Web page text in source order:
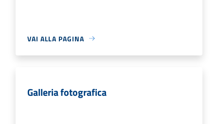
VAI ALLA PAGINA
Galleria fotografica